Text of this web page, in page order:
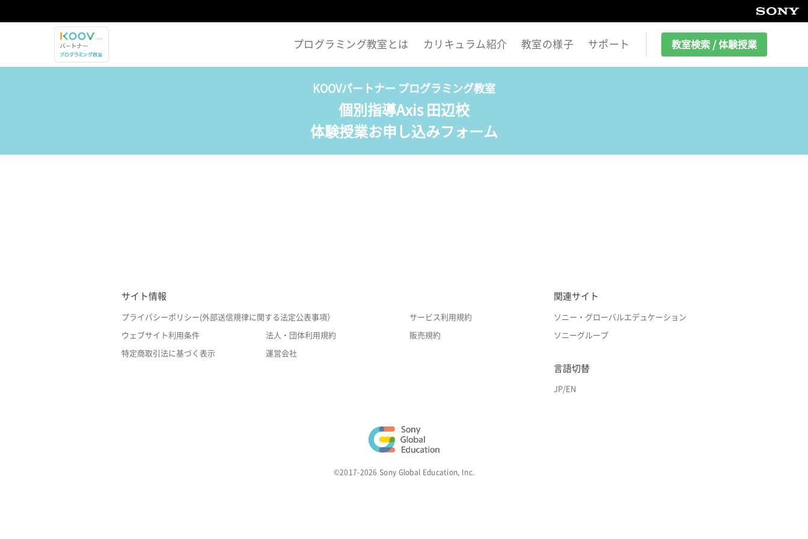
プログラミング教室とは カリキュラム紹介 教室の様子 サポート 教室検索 / 体験授業
KOOVパートナー プログラミング教室
個別指導Axis 田辺校
体験授業お申し込みフォーム
サイト情報
プライバシーポリシー(外部送信規律に関する法定公表事項） サービス利用規約
ウェブサイト利用条件 法人・団体利用規約 販売規約
特定商取引法に基づく表示 運営会社
関連サイト
ソニー・グローバルエデュケーション
ソニーグループ
言語切替
JP/EN
©2017-2026 Sony Global Education, Inc.